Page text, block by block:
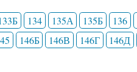
134 135А 135Б 136
146Б 146В 146Г 146Д